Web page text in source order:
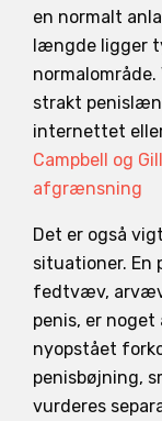
en normalt
længde ligger
strakt
internettet
Campbell og
afgrænsning
Det er også
situationer. En
fedtvæv,
penis, er noget
nyopstået
penisbøjning,
vurderes